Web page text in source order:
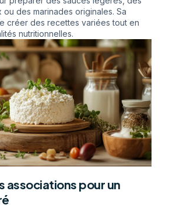
des marinades originales. Sa
créer des recettes variées tout en
nutritionnelles.
associations pour un